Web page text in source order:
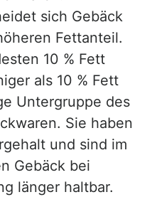
sich Gebäck
Fettanteil.
10 % Fett
als 10 % Fett
Untergruppe des
Sie haben
und sind im
Gebäck bei
länger haltbar.